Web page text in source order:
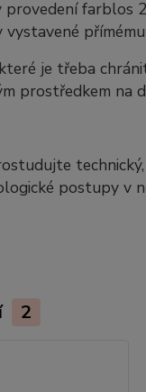
farblos
je třeba
prostředkem na
postupy v
2